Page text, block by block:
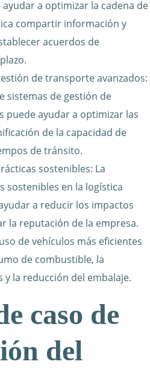
a optimizar la cadena de
compartir información y
acuerdos de
de transporte avanzados:
sistemas de gestión de
puede ayudar a optimizar las
de la capacidad de
de tránsito.
sostenibles: La
sostenibles en la logística
a reducir los impactos
la reputación de la empresa.
de vehículos más eficientes
de combustible, la
la reducción del embalaje.
caso de
del